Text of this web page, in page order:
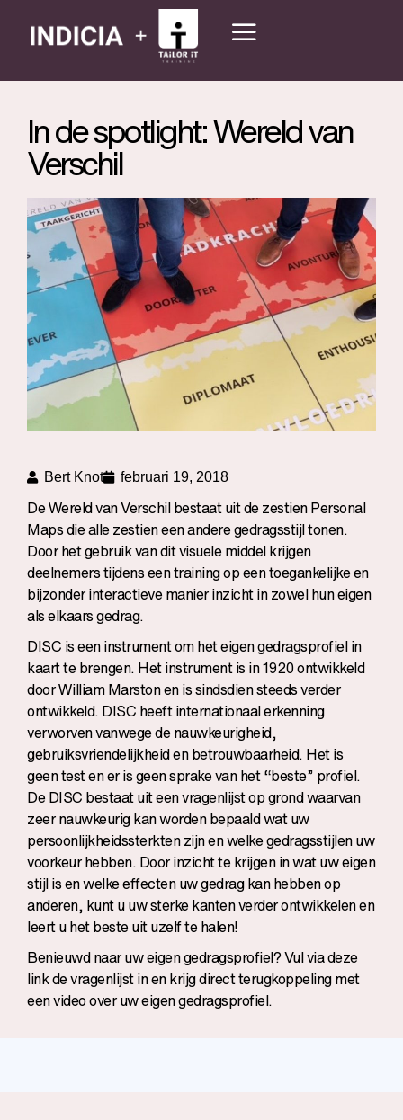
In de spotlight: Wereld van
Verschil
Bert Knot februari 19, 2018
De Wereld van Verschil bestaat uit de zestien Personal
Maps die alle zestien een andere gedragsstijl tonen.
Door het gebruik van dit visuele middel krijgen
deelnemers tijdens een training op een toegankelijke en
bijzonder interactieve manier inzicht in zowel hun eigen
als elkaars gedrag.
DISC is een instrument om het eigen gedragsprofiel in
kaart te brengen. Het instrument is in 1920 ontwikkeld
door William Marston en is sindsdien steeds verder
ontwikkeld. DISC heeft internationaal erkenning
verworven vanwege de nauwkeurigheid,
gebruiksvriendelijkheid en betrouwbaarheid. Het is
geen test en er is geen sprake van het “beste” profiel.
DeDISC bestaat uit een vragenlijst op grond waarvan
zeer nauwkeurig kan worden bepaald wat uw
persoonlijkheidssterkten zijn en welke gedragsstijlen uw
voorkeur hebben. Door inzicht te krijgen in wat uw eigen
stijl is en welke effecten uw gedrag kan hebben op
anderen, kunt u uw sterke kanten verder ontwikkelen en
leert u het beste uit uzelf te halen!
Benieuwd naar uw eigen gedragsprofiel? Vul viadeze
link de vragenlijst in en krijg direct terugkoppeling met
een video over uw eigen gedragsprofiel.